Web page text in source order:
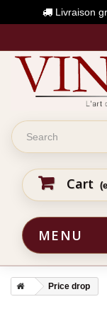
Livraison
Cart
MENU
Price drop